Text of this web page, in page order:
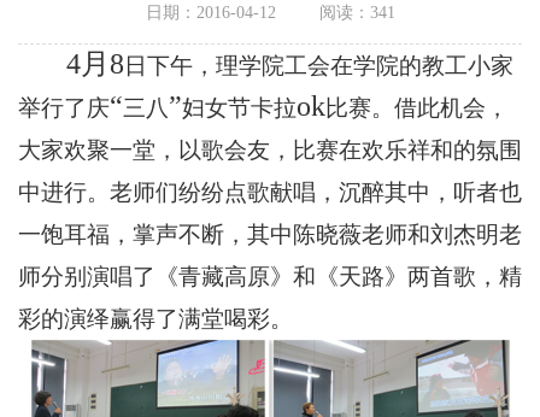
日期：2016-04-12 阅读： 341
4月8 日下午，理学院工会在学院的教工小家
举行了庆“三八”妇女节卡拉ok比赛。借此机会，
大家欢聚一堂， 以歌会友 ，比赛在欢乐祥和的氛围
中进行。 老师们纷纷点歌献唱，沉醉其中，听者也
一饱耳福，掌声不断，其中陈晓薇老师和刘杰明老
师分别演唱了《青藏高原》和《天路》两首歌，精
彩的演绎赢得了满堂喝彩。